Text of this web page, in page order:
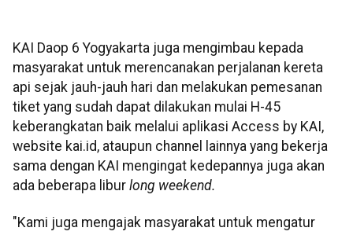
KAI Daop 6 Yogyakarta juga mengimbau kepada
masyarakat untuk merencanakan perjalanan kereta
api sejak jauh-jauh hari dan melakukan pemesanan
tiket yang sudah dapat dilakukan mulai H-45
keberangkatan baik melalui aplikasi Access by KAI,
website kai.id, ataupun channel lainnya yang bekerja
sama dengan KAI mengingat kedepannya juga akan
ada beberapa libur long weekend.
"Kami juga mengajak masyarakat untuk mengatur